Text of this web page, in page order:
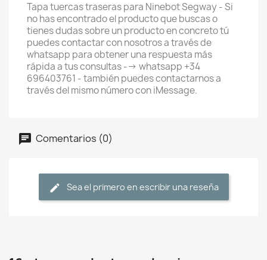
Tapa tuercas traseras para Ninebot Segway - Si
no has encontrado el producto que buscas o
tienes dudas sobre un producto en concreto tú
puedes contactar con nosotros a través de
whatsapp para obtener una respuesta más
rápida a tus consultas --> whatsapp +34
696403761 - también puedes contactarnos a
través del mismo número con iMessage.
Comentarios (0)
Sea el primero en escribir una reseña